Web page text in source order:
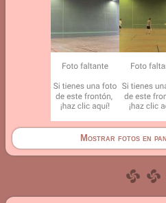
Mostrar fotos en